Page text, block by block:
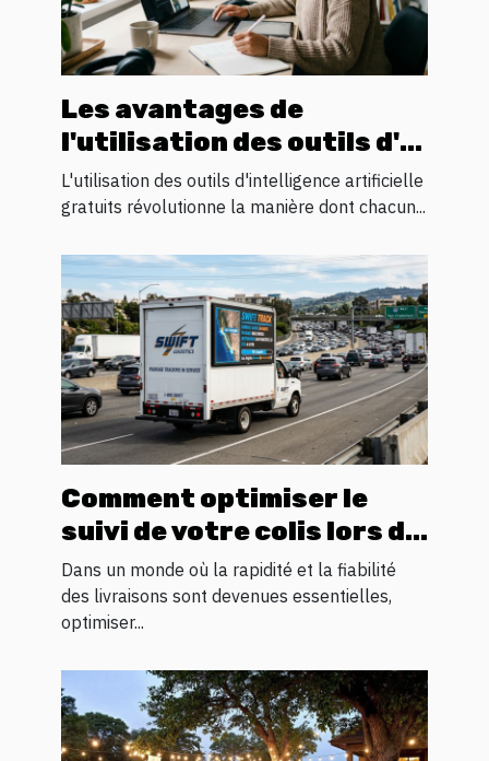
Les avantages de
l'utilisation des outils d'IA
gratuits pour l'innovation
personnelle
L'utilisation des outils d'intelligence artificielle
gratuits révolutionne la manière dont chacun...
Comment optimiser le
suivi de votre colis lors du
transit logistique ?
Dans un monde où la rapidité et la fiabilité
des livraisons sont devenues essentielles,
optimiser...